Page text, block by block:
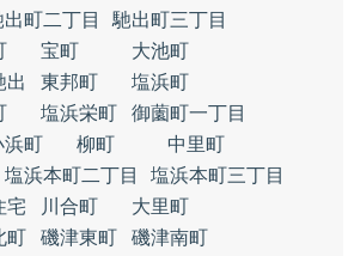
出町二丁目
馳出町三丁目
宝町
大池町
出 東邦町
塩浜町
塩浜栄町
御薗町一丁目
浜町 柳町
中里町
塩浜本町二丁目
塩浜本町三丁目
宅 川合町
大里町
町 磯津東町
磯津南町